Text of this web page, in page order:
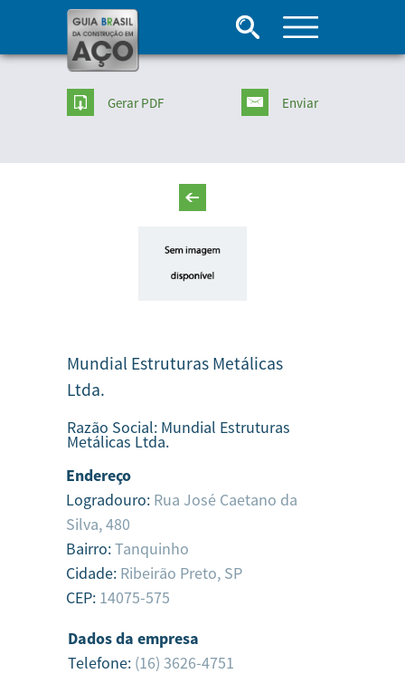
Gerar PDF Enviar
Mundial Estruturas Metálicas
Ltda.
Razão Social: Mundial Estruturas
Metálicas Ltda.
Endereço
Logradouro: Rua José Caetano da
Silva, 480
Bairro:Tanquinho
Cidade: Ribeirão Preto, SP
CEP: 14075-575
Dados da empresa
Telefone: (16) 3626-4751